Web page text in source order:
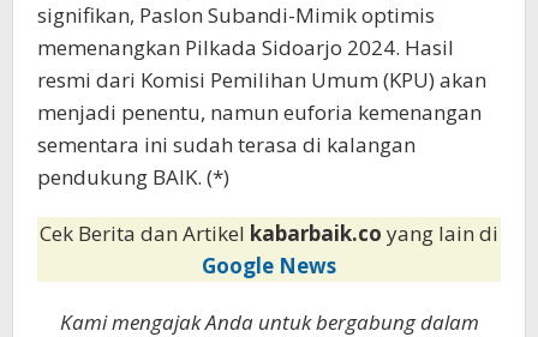
signifikan, Paslon Subandi-Mimik optimis
memenangkan Pilkada Sidoarjo 2024. Hasil
resmi dari Komisi Pemilihan Umum (KPU) akan
menjadi penentu, namun euforia kemenangan
sementara ini sudah terasa di kalangan
pendukung BAIK. (*)
Cek Berita dan Artikel kabarbaik.co yang lain di
Google News
Kami mengajak Anda untuk bergabung dalam